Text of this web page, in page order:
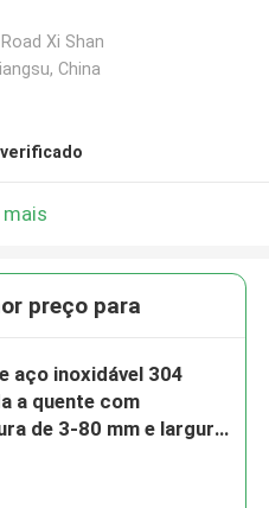
Xi Shan
China
mais
preço para
aço inoxidável 304
a quente com
de 3-80 mm e largura